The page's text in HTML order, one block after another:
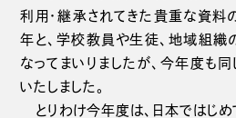
利用・継承されてきた貴重な資
年と、学校教員や生徒、地域組織
なってまいりましたが、今年度も
いたしました。
とりわけ今年度は、日本ではじめ